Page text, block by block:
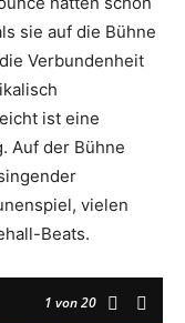
sie auf die Bühne
Verbundenheit
ist eine
Auf der Bühne
vielen
Beats.
1 von 20